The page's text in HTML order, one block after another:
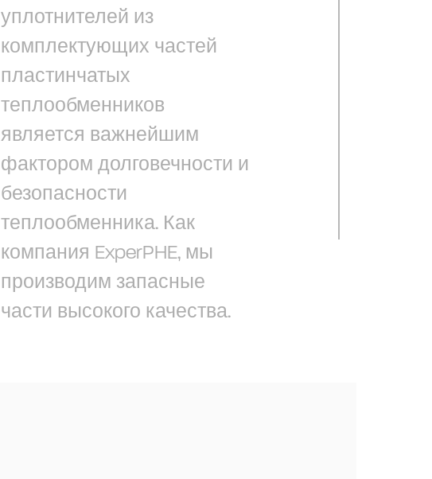
уплотнителей из
комплектующих частей
пластинчатых
теплообменников
является важнейшим
фактором долговечности и
безопасности
теплообменника. Как
компания ExperPHE, мы
производим запасные
части высокого качества.